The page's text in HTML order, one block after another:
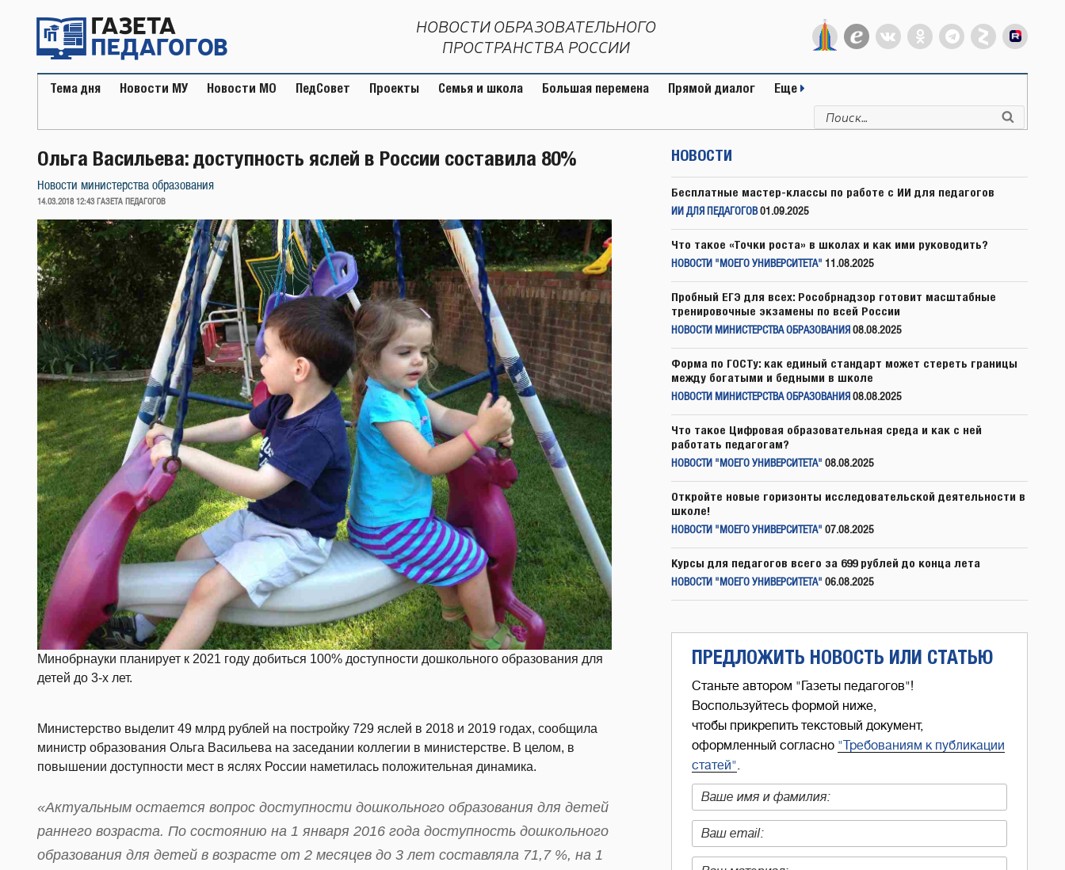
содержимому
НОВОСТИ ОБРАЗОВАТЕЛЬНОГО
ПРОСТРАНСТВА РОССИИ
Тема дня Новости МУ Новости МО ПедСовет Проекты Семья и школа Большая перемена Прямой диалог Еще
Искать:
Ольга Васильева: доступность яслей в России составила 80%
Новости министерства образования
ОПУБЛИКОВАНО
14.03.2018 12:43 ГАЗЕТА ПЕДАГОГОВ
Минобрнауки планирует к 2021 году добиться 100% доступности дошкольного образования для
детей до 3-х лет.
Министерство выделит 49 млрд рублей на постройку 729 яслей в 2018 и 2019 годах, сообщила
министр образования Ольга Васильева на заседании коллегии в министерстве. В целом, в
повышении доступности мест в яслях России наметилась положительная динамика.
«Актуальным остается вопрос доступности дошкольного образования для детей
раннего возраста. По состоянию на 1 января 2016 года доступность дошкольного
образования для детей в возрасте от 2 месяцев до 3 лет составляла 71,7 %, на 1
НОВОСТИ
Бесплатные мастер-классы по работе с ИИ для педагогов
ИИ ДЛЯ ПЕДАГОГОВ 01.09.2025
Что такое «Точки роста» в школах и как ими руководить?
НОВОСТИ "МОЕГО УНИВЕРСИТЕТА" 11.08.2025
Пробный ЕГЭ для всех: Рособрнадзор готовит масштабные
тренировочные экзамены по всей России
НОВОСТИ МИНИСТЕРСТВА ОБРАЗОВАНИЯ 08.08.2025
Форма по ГОСТу: как единый стандарт может стереть границы
между богатыми и бедными в школе
НОВОСТИ МИНИСТЕРСТВА ОБРАЗОВАНИЯ 08.08.2025
Что такое Цифровая образовательная среда и как с ней
работать педагогам?
НОВОСТИ "МОЕГО УНИВЕРСИТЕТА" 08.08.2025
Откройте новые горизонты исследовательской деятельности в
школе!
НОВОСТИ "МОЕГО УНИВЕРСИТЕТА" 07.08.2025
Курсы для педагогов всего за 699 рублей до конца лета
НОВОСТИ "МОЕГО УНИВЕРСИТЕТА" 06.08.2025
ПРЕДЛОЖИТЬ НОВОСТЬ ИЛИ СТАТЬЮ
Станьте автором "Газеты педагогов"!
Воспользуйтесь формой ниже,
чтобы прикрепить текстовый документ,
оформленный согласно "Требованиям к публикации
статей".